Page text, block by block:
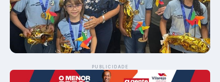
PUBLICIDADE